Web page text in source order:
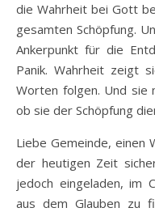
die Wahrheit bei Gott
gesamten Schöpfung.
Ankerpunkt für die
Panik. Wahrheit zeigt
Worten folgen. Und sie
ob sie der Schöpfung
Liebe Gemeinde, einen
der heutigen Zeit
jedoch eingeladen, im
aus dem Glauben zu